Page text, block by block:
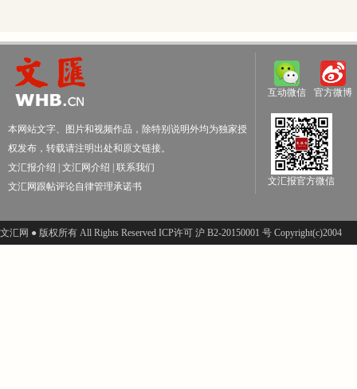
本网站文字、图片和视频作品，除特别说明外均为独家授
权发布，转载请注明出处和原文链接。
文汇报介绍
文汇网介绍
联系我们
文汇网跟帖评论自律管理承诺书
互动微信 官方微博
文汇报官方微信
文汇网 ● 版权所有 All Rights Reserved ICP许可 沪 B2-20150001 号 Copyright(c)2004